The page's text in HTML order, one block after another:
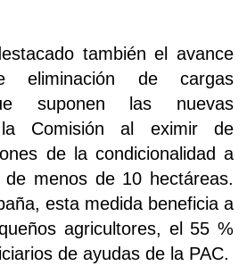
también el avance
eliminación de cargas
suponen las nuevas
Comisión al eximir de
de la condicionalidad a
de menos de 10 hectáreas.
esta medida beneficia a
agricultores, el 55 %
de ayudas de la PAC.